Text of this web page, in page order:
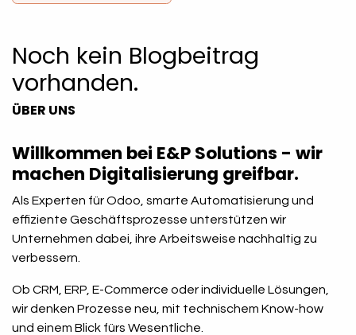
Noch kein Blogbeitrag
vorhanden.
ÜBER UNS
Willkommen bei E&P Solutions - wir
machen Digitalisierung greifbar.
Als Experten für Odoo, smarte Automatisierung und
effiziente Geschäftsprozesse unterstützen wir
Unternehmen dabei, ihre Arbeitsweise nachhaltig zu
verbessern.
Ob CRM, ERP, E-Commerce oder individuelle Lösungen,
wir denken Prozesse neu, mit technischem Know-how
und einem Blick fürs Wesentliche.